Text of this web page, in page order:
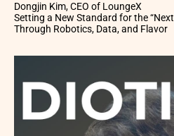
Dongjin Kim, CEO of LoungeX
Setting a New Standard for the
Through Robotics, Data, and Flavor